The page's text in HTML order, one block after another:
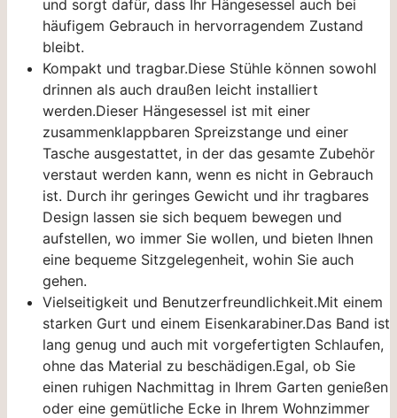
und sorgt dafür, dass Ihr Hängesessel auch bei
häufigem Gebrauch in hervorragendem Zustand
bleibt.
Kompakt und tragbar.Diese Stühle können sowohl
drinnen als auch draußen leicht installiert
werden.Dieser Hängesessel ist mit einer
zusammenklappbaren Spreizstange und einer
Tasche ausgestattet, in der das gesamte Zubehör
verstaut werden kann, wenn es nicht in Gebrauch
ist. Durch ihr geringes Gewicht und ihr tragbares
Design lassen sie sich bequem bewegen und
aufstellen, wo immer Sie wollen, und bieten Ihnen
eine bequeme Sitzgelegenheit, wohin Sie auch
gehen.
Vielseitigkeit und Benutzerfreundlichkeit.Mit einem
starken Gurt und einem Eisenkarabiner.Das Band ist
lang genug und auch mit vorgefertigten Schlaufen,
ohne das Material zu beschädigen.Egal, ob Sie
einen ruhigen Nachmittag in Ihrem Garten genießen
oder eine gemütliche Ecke in Ihrem Wohnzimmer